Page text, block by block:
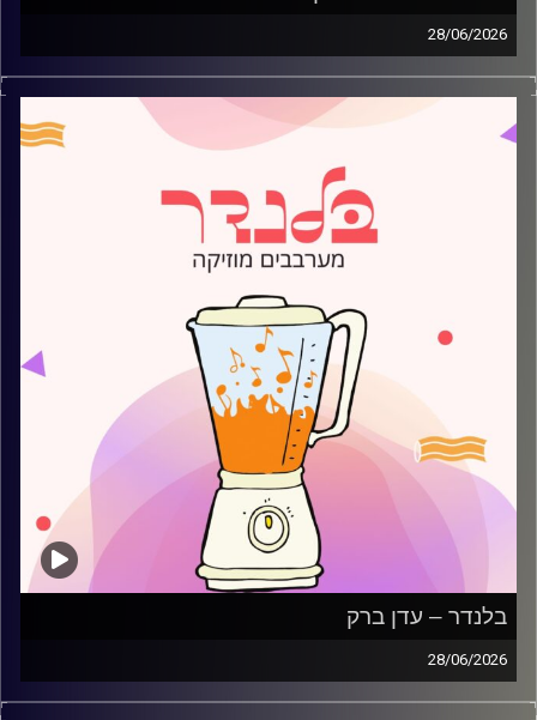
28/06/2026
מוזיקה קצבית חדשה עם עמית פרידמן
קרדיט תמונות:
AudioVersity
בלנדר – עדן ברק
28/06/2026
מוזיקה קצבית חדשה עם עדן ברק